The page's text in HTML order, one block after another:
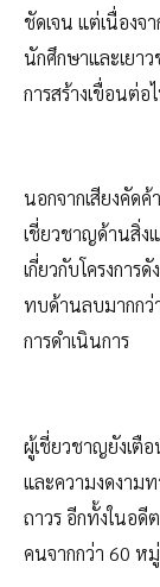
ชัดเจน แต่เนื่องจ
นักศึกษาและเยา
การสร้างเขื่อนต่อ
นอกจากเสียงคัด
เชี่ยวชาญด้านสิ่ง
เกี่ยวกับโครงการ
ทบด้านลบมากกว่
การดำเนินการ
ผู้เชี่ยวชาญยังเตื
และความงดงาม
ถาวร อีกทั้งในอ
คนจากกว่า 60 ห